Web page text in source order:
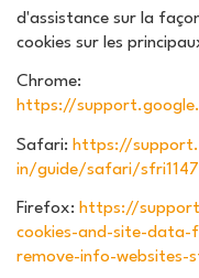
d'assistance sur la
cookies sur les
Chrome:
https://
Safari: https://
in/guide/safari/
Firefox: https://
cookies-and-site-data-
remove-info-websites-